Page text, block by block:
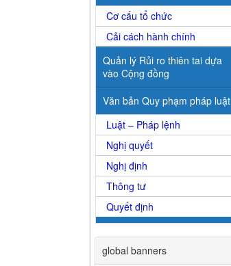
Cơ cấu tổ chức
Cải cách hành chính
Quản lý Rủi ro thiên tai dựa
vào Cộng đồng
Văn bản Quy phạm pháp luật
Luật – Pháp lệnh
Nghị quyết
Nghị định
Thông tư
Quyết định
global banners